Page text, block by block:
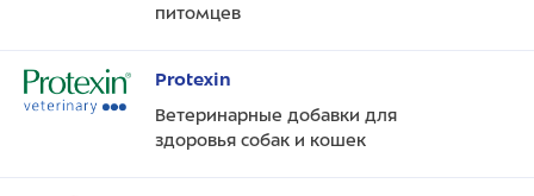
питомцев
Protexin
Ветеринарные добавки для
здоровья собак и кошек